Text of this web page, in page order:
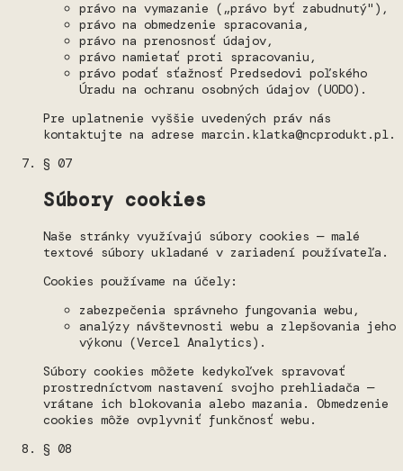
právo na vymazanie („právo byť zabudnutý"),
právo na obmedzenie spracovania,
právo na prenosnosť údajov,
právo namietať proti spracovaniu,
právo podať sťažnosť Predsedovi poľského
Úradu na ochranu osobných údajov (UODO).
Pre uplatnenie vyššie uvedených práv nás
kontaktujte na adrese marcin.klatka@ncprodukt.pl.
§ 07
Súbory cookies
Naše stránky využívajú súbory cookies — malé
textové súbory ukladané v zariadení používateľa.
Cookies používame na účely:
zabezpečenia správneho fungovania webu,
analýzy návštevnosti webu a zlepšovania jeho
výkonu (Vercel Analytics).
Súbory cookies môžete kedykoľvek spravovať
prostredníctvom nastavení svojho prehliadača —
vrátane ich blokovania alebo mazania. Obmedzenie
cookies môže ovplyvniť funkčnosť webu.
§ 08